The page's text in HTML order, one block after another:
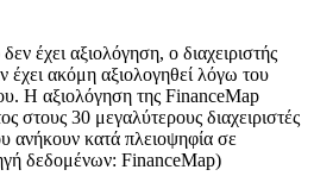
έχει αξιολόγηση, ο διαχειριστής
έχει ακόμη αξιολογηθεί λόγω του
Η αξιολόγηση της FinanceMap
στους 30 μεγαλύτερους διαχειριστές
ανήκουν κατά πλειοψηφία σε
δεδομένων: FinanceMap)